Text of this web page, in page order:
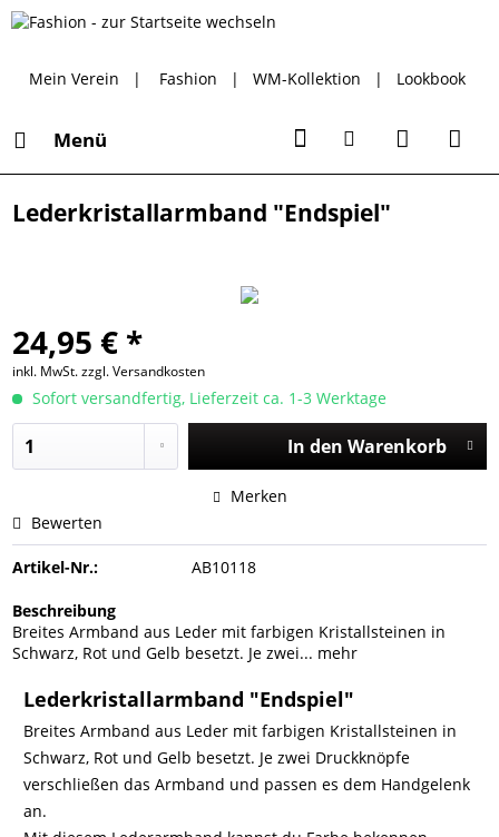
Mein Verein | Fashion | WM-Kollektion | Lookbook
Menü
Lederkristallarmband "Endspiel"
24,95 € *
inkl. MwSt.zzgl. Versandkosten
Sofort versandfertig, Lieferzeit ca. 1-3 Werktage
In den Warenkorb
Merken
Bewerten
Artikel-Nr.: AB10118
Beschreibung
Breites Armband aus Leder mit farbigen Kristallsteinen in
Schwarz, Rot und Gelb besetzt. Je zwei... mehr
Lederkristallarmband "Endspiel"
Breites Armband aus Leder mit farbigen Kristallsteinen in
Schwarz, Rot und Gelb besetzt. Je zwei Druckknöpfe
verschließen das Armband und passen es dem Handgelenk
an.